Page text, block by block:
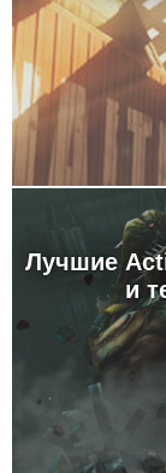
Лучшие
и